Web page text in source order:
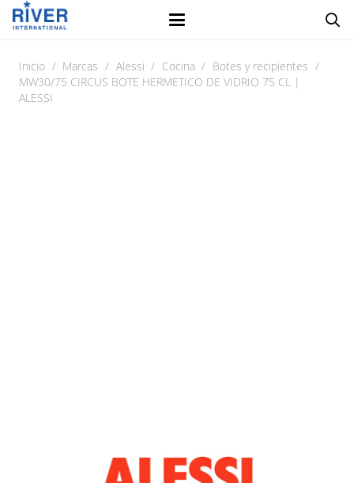
Inicio / Marcas / Alessi / Cocina / Botes y recipientes /
MW30/75 CIRCUS BOTE HERMETICO DE VIDRIO 75 CL |
ALESSI